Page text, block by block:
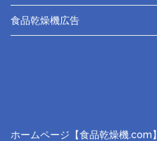
食品乾燥機広告
ホームページ【食品乾燥機.com】